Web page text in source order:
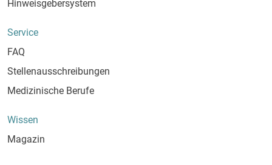
Hinweisgebersystem
Service
FAQ
Stellenausschreibungen
Medizinische Berufe
Wissen
Magazin